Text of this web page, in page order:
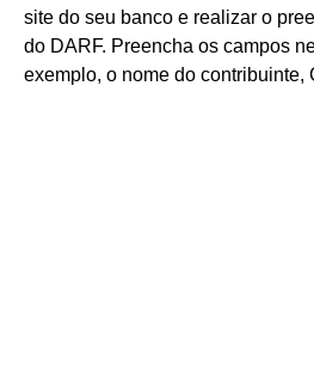
site do seu banco e realizar o
do DARF. Preencha os campos
exemplo, o nome do contribuinte,